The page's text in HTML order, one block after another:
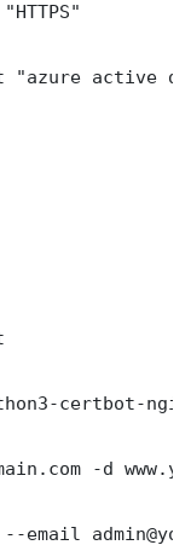
"azure active
certbot-
-d